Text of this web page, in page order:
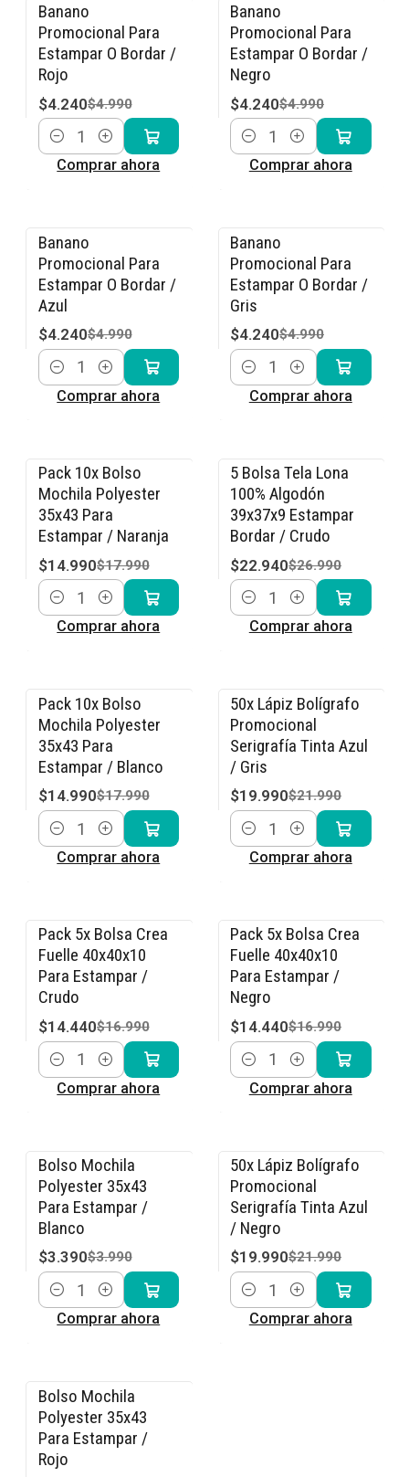
-15% OFF
Banano
Promocional Para
Estampar O Bordar /
Rojo
$4.240$4.990
Cantidad
Comprar ahora
-15% OFF
Banano
Promocional Para
Estampar O Bordar /
Negro
$4.240$4.990
Cantidad
Comprar ahora
-15% OFF
Banano
Promocional Para
Estampar O Bordar /
Azul
$4.240$4.990
Cantidad
Comprar ahora
-15% OFF
Banano
Promocional Para
Estampar O Bordar /
Gris
$4.240$4.990
Cantidad
Comprar ahora
-17% OFF
Pack 10x Bolso
Mochila Polyester
35x43 Para
Estampar / Naranja
$14.990$17.990
Cantidad
Comprar ahora
-15% OFF
5 Bolsa Tela Lona
100% Algodón
39x37x9 Estampar
Bordar / Crudo
$22.940$26.990
Cantidad
Comprar ahora
-17% OFF
Pack 10x Bolso
Mochila Polyester
35x43 Para
Estampar / Blanco
$14.990$17.990
Cantidad
Comprar ahora
-9% OFF
50x Lápiz Bolígrafo
Promocional
Serigrafía Tinta Azul
/ Gris
$19.990$21.990
Cantidad
Comprar ahora
-15% OFF
Pack 5x Bolsa Crea
Fuelle 40x40x10
Para Estampar /
Crudo
$14.440$16.990
Cantidad
Comprar ahora
-15% OFF
Pack 5x Bolsa Crea
Fuelle 40x40x10
Para Estampar /
Negro
$14.440$16.990
Cantidad
Comprar ahora
-15% OFF
Bolso Mochila
Polyester 35x43
Para Estampar /
Blanco
$3.390$3.990
Cantidad
Comprar ahora
-9% OFF
50x Lápiz Bolígrafo
Promocional
Serigrafía Tinta Azul
/ Negro
$19.990$21.990
Cantidad
Comprar ahora
-15% OFF
Bolso Mochila
Polyester 35x43
Para Estampar /
Rojo